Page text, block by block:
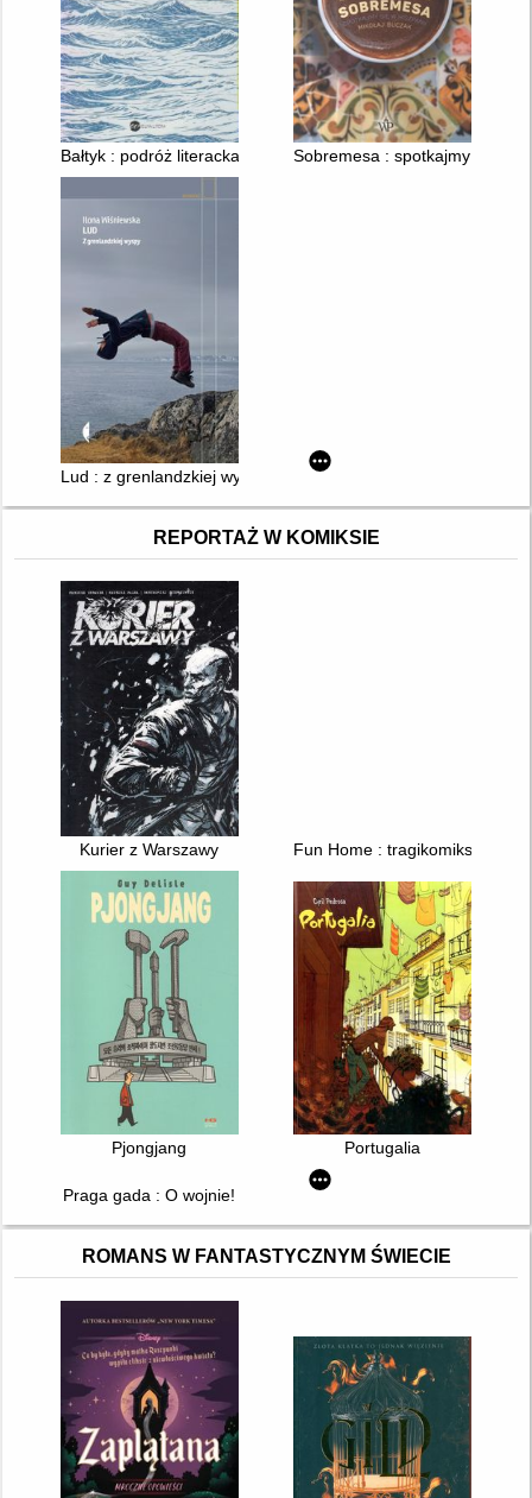
Bałtyk : podróż literacka Sobremesa : spotkajmy się w
Lud : z grenlandzkiej wyspy
REPORTAŻ W KOMIKSIE
Kurier z Warszawy Fun Home : tragikomiks
Pjongjang Portugalia
Praga gada : O wojnie!
ROMANS W FANTASTYCZNYM ŚWIECIE